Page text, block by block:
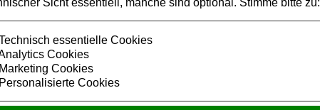
Sicht essentiell, manche sind optional. Stimme bitte zu:
essentielle Cookies
Cookies
Marketing Cookies
Personalisierte Cookies